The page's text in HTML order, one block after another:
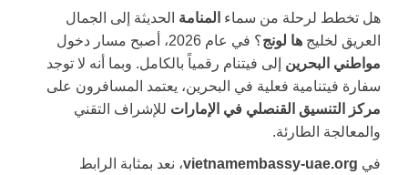
هل تخطط لرحلة من سماء المنامة الحديثة إلى الجمال
العريق لخليج ها لونج؟ في عام 2026، أصبح مسار دخول
مواطني البحرين إلى فيتنام رقمياً بالكامل. وبما أنه لا توجد
سفارة فيتنامية فعلية في البحرين، يعتمد المسافرون على
مركز التنسيق القنصلي في الإمارات للإشراف التقني
والمعالجة الطارئة.
في vietnamembassy-uae.org، نعد بمثابة الرابط